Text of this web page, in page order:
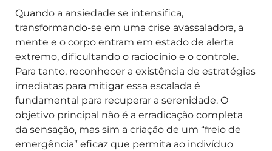
Quando a ansiedade se intensifica,
transformando-se em uma crise avassaladora, a
mente e o corpo entram em estado de alerta
extremo, dificultando o raciocínio e o controle.
Para tanto, reconhecer a existência de estratégias
imediatas para mitigar essa escalada é
fundamental para recuperar a serenidade. O
objetivo principal não é a erradicação completa
da sensação, mas sim a criação de um “freio de
emergência” eficaz que permita ao indivíduo